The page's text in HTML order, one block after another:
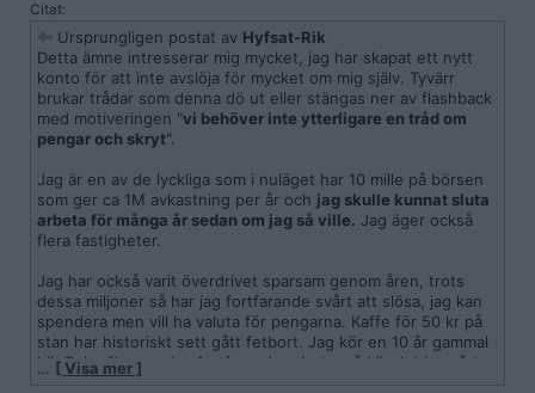
Citat:
Ursprungligen postat av Hyfsat-Rik
Detta ämne intresserar mig mycket, jag har skapat ett nytt
konto för att inte avslöja för mycket om mig själv. Tyvärr
brukar trådar som denna dö ut eller stängas ner av flashback
med motiveringen "vi behöver inte ytterligare en tråd om
pengar och skryt".
Jag är en av de lyckliga som i nuläget har 10 mille på börsen
som ger ca 1M avkastning per år och jag skulle kunnat sluta
arbeta för många år sedan om jag så ville. Jag äger också
flera fastigheter.
Jag har också varit överdrivet sparsam genom åren, trots
dessa miljoner så har jag fortfarande svårt att slösa, jag kan
spendera men vill ha valuta för pengarna. Kaffe för 50 kr på
stan har historiskt sett gått fetbort. Jag kör en 10 år gammal
bil. Och eftersom jag fortfarande arbetar så blir det ju svårt
att unna mig något (dyrt) utan att tänka på hur många dagar
… [ Visa mer ]